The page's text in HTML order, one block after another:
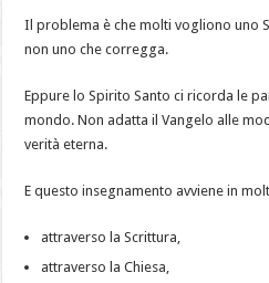
Il problema è che molti vogliono uno
non uno che corregga.
Eppure lo Spirito Santo ci ricorda le
mondo. Non adatta il Vangelo alle
verità eterna.
E questo insegnamento avviene in
attraverso la Scrittura,
attraverso la Chiesa,